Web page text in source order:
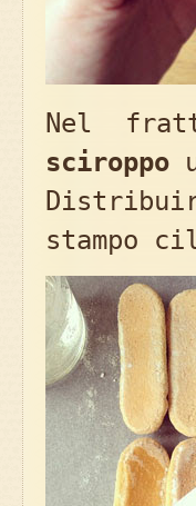
Nel
sciroppo
stampo